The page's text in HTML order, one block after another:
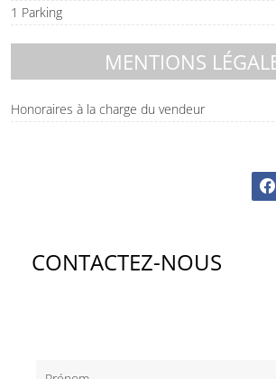
1 Parking
MENTIONS
Honoraires à la charge du vendeur
CONTACTEZ-NOUS